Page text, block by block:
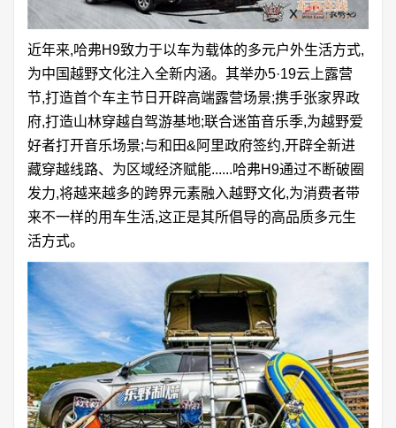
近年来,哈弗H9致力于以车为载体的多元户外生活方式,
为中国越野文化注入全新内涵。其举办5·19云上露营
节,打造首个车主节日开辟高端露营场景;携手张家界政
府,打造山林穿越自驾游基地;联合迷笛音乐季,为越野爱
好者打开音乐场景;与和田&阿里政府签约,开辟全新进
藏穿越线路、为区域经济赋能......哈弗H9通过不断破圈
发力,将越来越多的跨界元素融入越野文化,为消费者带
来不一样的用车生活,这正是其所倡导的高品质多元生
活方式。